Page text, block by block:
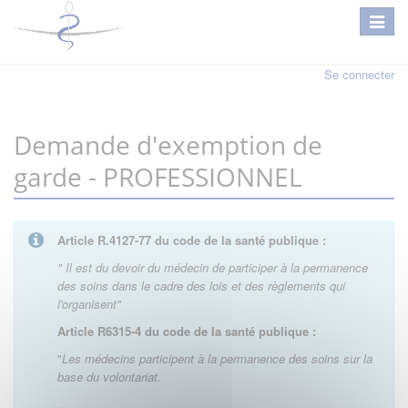
Se connecter
Demande d'exemption de
garde - PROFESSIONNEL
Article R.4127-77 du code de la santé publique :
" Il est du devoir du médecin de participer à la permanence
des soins dans le cadre des lois et des règlements qui
l'organisent"
Article R6315-4 du code de la santé publique :
"Les médecins participent à la permanence des soins sur la
base du volontariat.
…